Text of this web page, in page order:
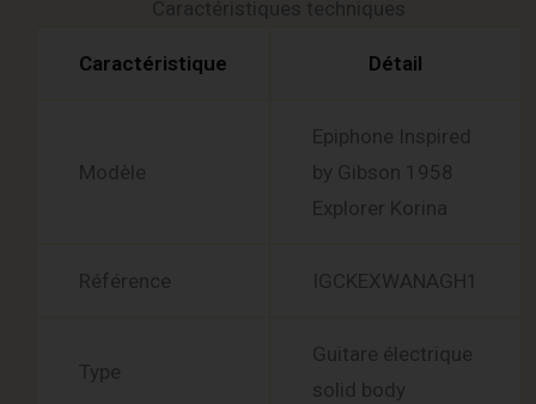
Caractéristique Détail
Modèle
Epiphone Inspired
by Gibson 1958
Explorer Korina
Référence IGCKEXWANAGH1
Type
Guitare électrique
solid body